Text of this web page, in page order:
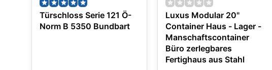
Türschloss Serie 121 Ö-
Norm B 5350 Bundbart
Luxus Modular 20"
Container Haus - Lager -
Manschaftscontainer
Büro zerlegbares
Fertighaus aus Stahl